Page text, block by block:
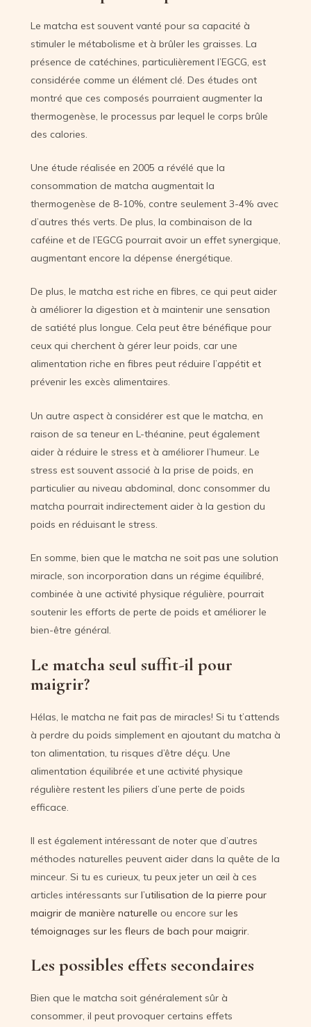
Le matcha est souvent vanté pour sa capacité à
stimuler le métabolisme et à brûler les graisses. La
présence de catéchines, particulièrement l’EGCG, est
considérée comme un élément clé. Des études ont
montré que ces composés pourraient augmenter la
thermogenèse, le processus par lequel le corps brûle
des calories.
Une étude réalisée en 2005 a révélé que la
consommation de matcha augmentait la
thermogenèse de 8-10%, contre seulement 3-4% avec
d’autres thés verts. De plus, la combinaison de la
caféine et de l’EGCG pourrait avoir un effet synergique,
augmentant encore la dépense énergétique.
De plus, le matcha est riche en fibres, ce qui peut aider
à améliorer la digestion et à maintenir une sensation
de satiété plus longue. Cela peut être bénéfique pour
ceux qui cherchent à gérer leur poids, car une
alimentation riche en fibres peut réduire l’appétit et
prévenir les excès alimentaires.
Un autre aspect à considérer est que le matcha, en
raison de sa teneur en L-théanine, peut également
aider à réduire le stress et à améliorer l’humeur. Le
stress est souvent associé à la prise de poids, en
particulier au niveau abdominal, donc consommer du
matcha pourrait indirectement aider à la gestion du
poids en réduisant le stress.
En somme, bien que le matcha ne soit pas une solution
miracle, son incorporation dans un régime équilibré,
combinée à une activité physique régulière, pourrait
soutenir les efforts de perte de poids et améliorer le
bien-être général.
Le matcha seul suffit-il pour
maigrir?
Hélas, le matcha ne fait pas de miracles! Si tu t’attends
à perdre du poids simplement en ajoutant du matcha à
ton alimentation, tu risques d’être déçu. Une
alimentation équilibrée et une activité physique
régulière restent les piliers d’une perte de poids
efficace.
Il est également intéressant de noter que d’autres
méthodes naturelles peuvent aider dans la quête de la
minceur. Si tu es curieux, tu peux jeter un œil à ces
articles intéressants sur l’utilisation de la pierre pour
maigrir de manière naturelle ou encore sur les
témoignages sur les fleurs de bach pour maigrir.
Les possibles effets secondaires
Bien que le matcha soit généralement sûr à
consommer, il peut provoquer certains effets